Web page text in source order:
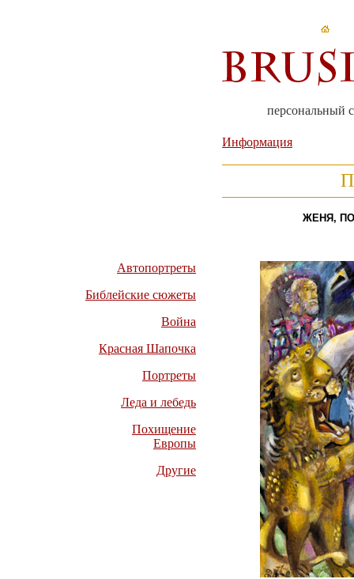
персональный
Информация
ЖЕНЯ,
Автопортреты
Библейские сюжеты
Война
Красная Шапочка
Портреты
Леда и лебедь
Похищение
Европы
Другие